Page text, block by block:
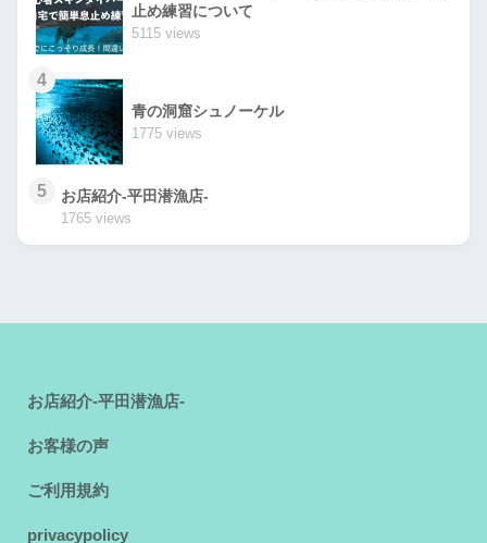
止め練習について
5115 views
4
青の洞窟シュノーケル
1775 views
5 お店紹介-平田潜漁店-
1765 views
お店紹介-平田潜漁店-
お客様の声
ご利用規約
privacypolicy